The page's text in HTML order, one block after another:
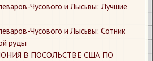
Чусового и Лысьвы: Лучшие
Чусового и Лысьвы: Сотник
руды
В ПОСОЛЬСТВЕ США ПО